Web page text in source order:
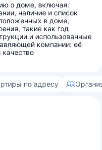
о доме, включая:
наличие и список
в доме,
такие как год
и использованные
компании: её
по адресу